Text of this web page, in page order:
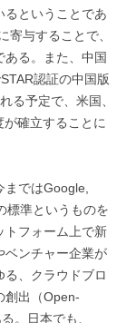
るということであ
寄与することで、
ある。また、中国
認証の中国版
る予定で、米国、
確立することに
ではGoogle,
標準というものを
トフォーム上で新
ベンチャー企業が
、クラウドブロ
創出（Open-
。日本でも、